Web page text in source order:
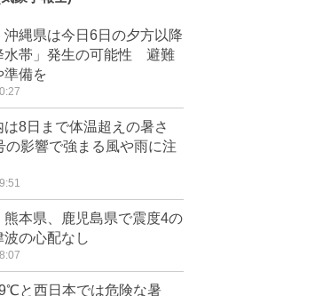
沖縄県は今日6日の夕方以降
水帯」発生の可能性 避難
準備を
は8日まで体温超えの暑さ
の影響で強まる風や雨に注
熊本県、鹿児島県で震度4の
の心配なし
と西日本では危険な暑